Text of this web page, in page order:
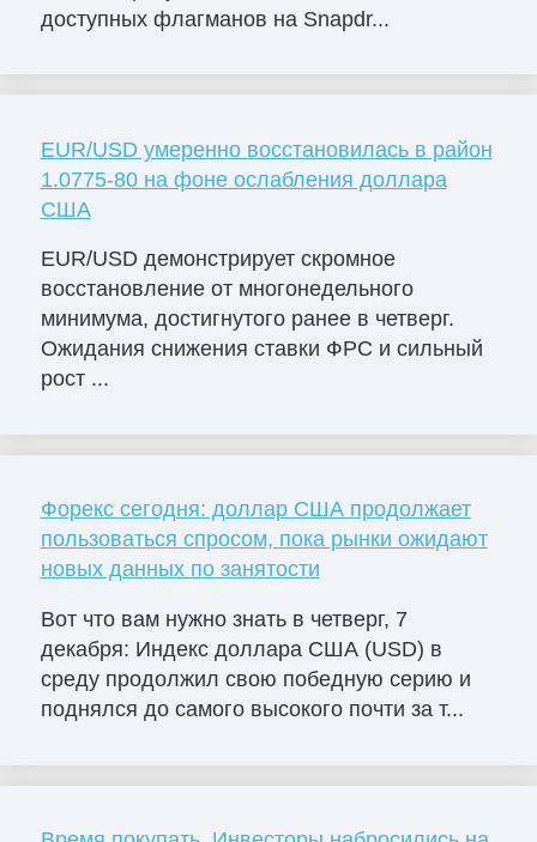
доступных флагманов на Snapdr...
EUR/USD умеренно восстановилась в район
1.0775-80 на фоне ослабления доллара
США
EUR/USD демонстрирует скромное
восстановление от многонедельного
минимума, достигнутого ранее в четверг.
Ожидания снижения ставки ФРС и сильный
рост ...
Форекс сегодня: доллар США продолжает
пользоваться спросом, пока рынки ожидают
новых данных по занятости
Вот что вам нужно знать в четверг, 7
декабря: Индекс доллара США (USD) в
среду продолжил свою победную серию и
поднялся до самого высокого почти за т...